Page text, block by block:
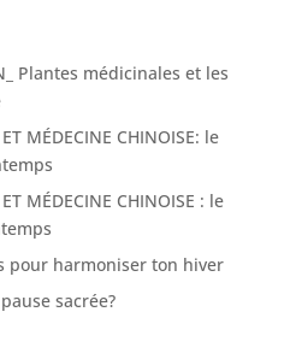
Plantes médicinales et les
MÉDECINE CHINOISE: le
MÉDECINE CHINOISE : le
pour harmoniser ton hiver
sacrée?